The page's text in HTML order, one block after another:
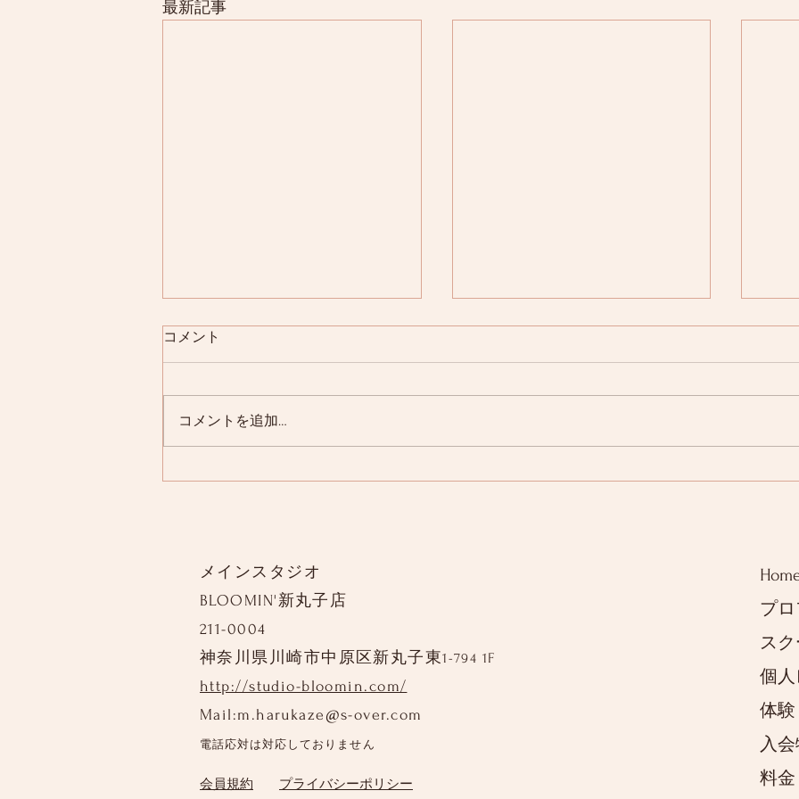
最新記事
YouTube
コメント
コメントを追加…
メインスタジオ
BLOOMIN'新丸子店
211-0004
神奈川県川崎市中原区新丸子東1-794 1F
http://studio-bloomin.com/
Mail:m.harukaze@s-over.com
電話応対は対応しておりません
​会員規約 プライバシーポリシー
プ
ス
個
体験
入
料金